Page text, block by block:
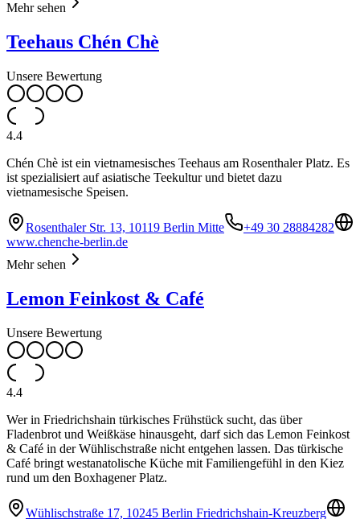
Mehr sehen
Teehaus Chén Chè
Unsere Bewertung
4.4
Chén Chè ist ein vietnamesisches Teehaus am Rosenthaler Platz. Es
ist spezialisiert auf asiatische Teekultur und bietet dazu
vietnamesische Speisen.
Rosenthaler Str. 13, 10119 Berlin Mitte
+49 30 28884282
www.chenche-berlin.de
Mehr sehen
Lemon Feinkost & Café
Unsere Bewertung
4.4
Wer in Friedrichshain türkisches Frühstück sucht, das über
Fladenbrot und Weißkäse hinausgeht, darf sich das Lemon Feinkost
& Café in der Wühlischstraße nicht entgehen lassen. Das türkische
Café bringt westanatolische Küche mit Familiengefühl in den Kiez
rund um den Boxhagener Platz.
Wühlischstraße 17, 10245 Berlin Friedrichshain-Kreuzberg